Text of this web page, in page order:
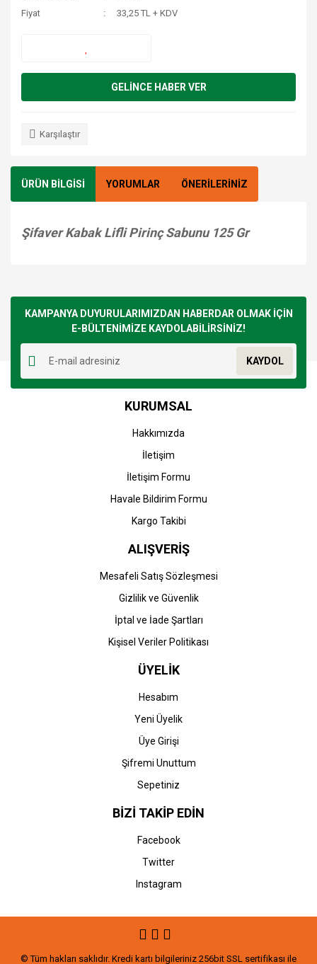
Fiyat
33,25 TL + KDV
GELİNCE HABER VER
Karşılaştır
ÜRÜN BİLGİSİ YORUMLAR ÖNERİLERİNİZ
Şifaver Kabak Lifli Pirinç Sabunu 125 Gr
kullanarak tarafımıza iletebilirsiniz.
Görüş ve önerileriniz için teşekkür ederiz.
Ürün resmi kalitesiz, bozuk veya görüntülenemiyor.
Ürün açıklamasında eksik bilgiler bulunuyor.
Ürün bilgilerinde hatalar bulunuyor.
Ürün fiyatı diğer sitelerden daha pahalı.
Gönder
KAMPANYA DUYURULARIMIZDAN HABERDAR OLMAK İÇİN
E-BÜLTENİMİZE KAYDOLABİLİRSİNİZ!
KAYDOL
KURUMSAL
Hakkımızda
İletişim
İletişim Formu
Havale Bildirim Formu
Kargo Takibi
ALIŞVERİŞ
Mesafeli Satış Sözleşmesi
Gizlilik ve Güvenlik
İptal ve İade Şartları
Kişisel Veriler Politikası
ÜYELİK
Hesabım
Yeni Üyelik
Üye Girişi
Şifremi Unuttum
Sepetiniz
BİZİ TAKİP EDİN
Facebook
Twitter
Instagram
© Tüm hakları saklıdır. Kredi kartı bilgileriniz 256bit SSL sertifikası ile